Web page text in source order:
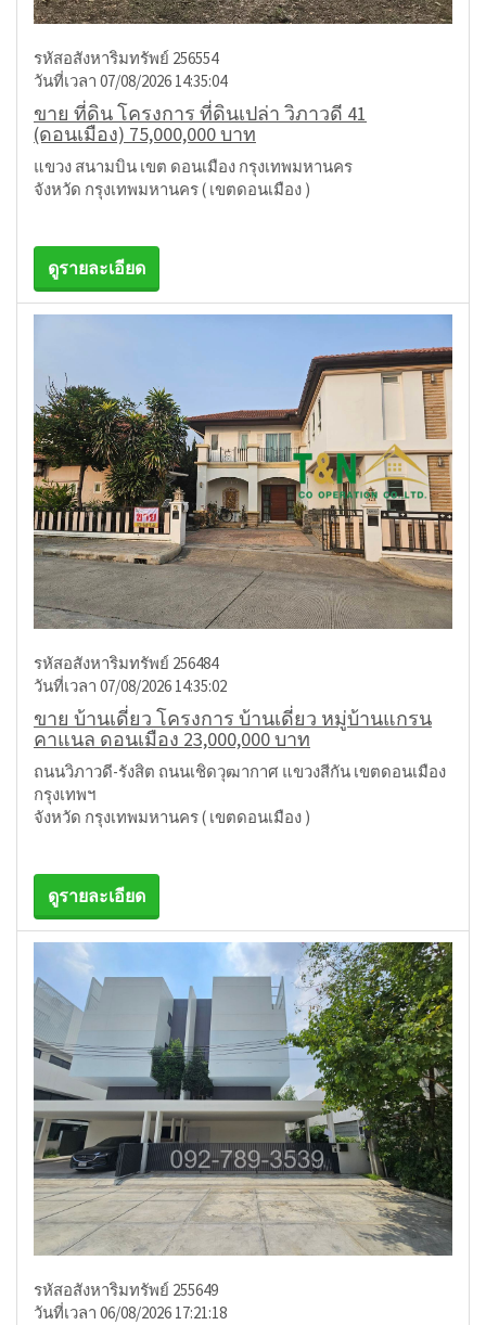
รหัสอสังหาริมทรัพย์ 256554
วันที่เวลา 07/08/2026 14:35:04
ขาย ที่ดิน โครงการ ที่ดินเปล่า วิภาวดี 41
(ดอนเมือง) 75,000,000 บาท
แขวง สนามบิน เขต ดอนเมือง กรุงเทพมหานคร
จังหวัด กรุงเทพมหานคร ( เขตดอนเมือง )
ดูรายละเอียด
รหัสอสังหาริมทรัพย์ 256484
วันที่เวลา 07/08/2026 14:35:02
ขาย บ้านเดี่ยว โครงการ บ้านเดี่ยว หมู่บ้านแกรน
คาแนล ดอนเมือง 23,000,000 บาท
ถนนวิภาวดี-รังสิต ถนนเชิดวุฒากาศ แขวงสีกัน เขตดอนเมือง
กรุงเทพฯ
จังหวัด กรุงเทพมหานคร ( เขตดอนเมือง )
ดูรายละเอียด
รหัสอสังหาริมทรัพย์ 255649
วันที่เวลา 06/08/2026 17:21:18